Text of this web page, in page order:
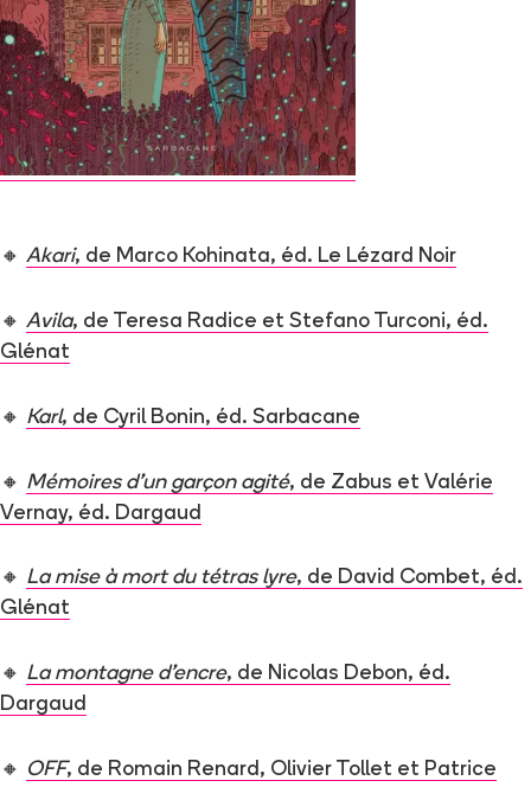
🔸 Akari, de Marco Kohinata, éd. Le Lézard Noir
🔸 Avila, de Teresa Radice et Stefano Turconi, éd.
Glénat
🔸 Karl, de Cyril Bonin, éd. Sarbacane
🔸 Mémoires d’un garçon agité, de Zabus et Valérie
Vernay, éd. Dargaud
🔸 La mise à mort du tétras lyre, de David Combet, éd.
Glénat
🔸 La montagne d’encre, de Nicolas Debon, éd.
Dargaud
🔸 OFF, de Romain Renard, Olivier Tollet et Patrice